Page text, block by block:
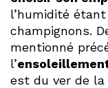
l’humidité
champignons.
mentionné
l’
est du ver de la